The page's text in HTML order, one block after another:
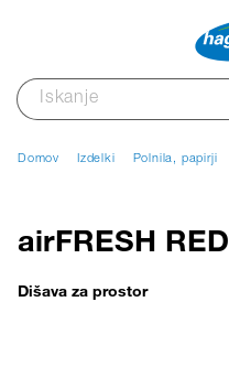
Domov Izdelki Polnila, papirji
airFRESH RED
Dišava za prostor